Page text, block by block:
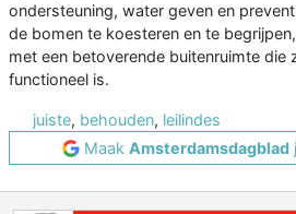
ondersteuning, water geven en
de bomen te koesteren en te
met een betoverende buitenruimte die
functioneel is.
juiste, behouden, leilindes
Maak Amsterdamsdagblad